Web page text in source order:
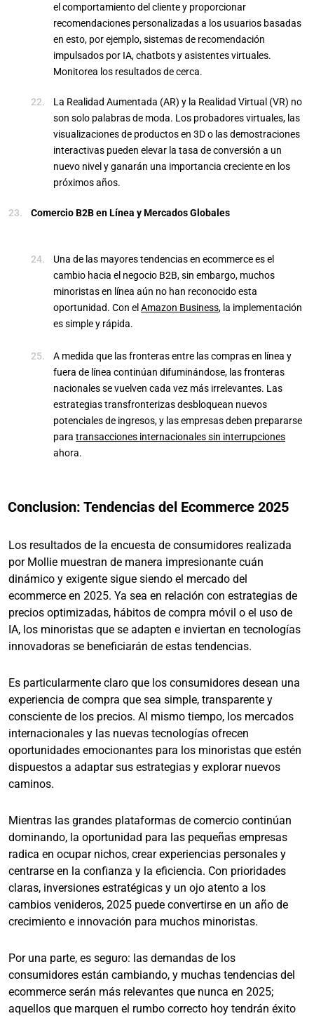
el comportamiento del cliente y proporcionar
recomendaciones personalizadas a los usuarios basadas
en esto, por ejemplo, sistemas de recomendación
impulsados por IA, chatbots y asistentes virtuales.
Monitorea los resultados de cerca.
La Realidad Aumentada (AR) y la Realidad Virtual (VR) no
son solo palabras de moda. Los probadores virtuales, las
visualizaciones de productos en 3D o las demostraciones
interactivas pueden elevar la tasa de conversión a un
nuevo nivel y ganarán una importancia creciente en los
próximos años.
Comercio B2B en Línea y Mercados Globales
Una de las mayores tendencias en ecommerce es el
cambio hacia el negocio B2B, sin embargo, muchos
minoristas en línea aún no han reconocido esta
oportunidad. Con el Amazon Business, la implementación
es simple y rápida.
A medida que las fronteras entre las compras en línea y
fuera de línea continúan difuminándose, las fronteras
nacionales se vuelven cada vez más irrelevantes. Las
estrategias transfronterizas desbloquean nuevos
potenciales de ingresos, y las empresas deben prepararse
para transacciones internacionales sin interrupciones
ahora.
Conclusion: Tendencias del Ecommerce 2025
Los resultados de la encuesta de consumidores realizada
por Mollie muestran de manera impresionante cuán
dinámico y exigente sigue siendo el mercado del
ecommerce en 2025. Ya sea en relación con estrategias de
precios optimizadas, hábitos de compra móvil o el uso de
IA, los minoristas que se adapten e inviertan en tecnologías
innovadoras se beneficiarán de estas tendencias.
Es particularmente claro que los consumidores desean una
experiencia de compra que sea simple, transparente y
consciente de los precios. Al mismo tiempo, los mercados
internacionales y las nuevas tecnologías ofrecen
oportunidades emocionantes para los minoristas que estén
dispuestos a adaptar sus estrategias y explorar nuevos
caminos.
Mientras las grandes plataformas de comercio continúan
dominando, la oportunidad para las pequeñas empresas
radica en ocupar nichos, crear experiencias personales y
centrarse en la confianza y la eficiencia. Con prioridades
claras, inversiones estratégicas y un ojo atento a los
cambios venideros, 2025 puede convertirse en un año de
crecimiento e innovación para muchos minoristas.
Por una parte, es seguro: las demandas de los
consumidores están cambiando, y muchas tendencias del
ecommerce serán más relevantes que nunca en 2025;
aquellos que marquen el rumbo correcto hoy tendrán éxito